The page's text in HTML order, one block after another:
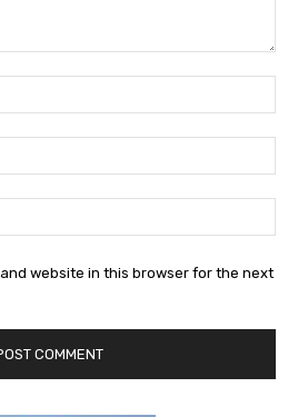
and website in this browser for the next